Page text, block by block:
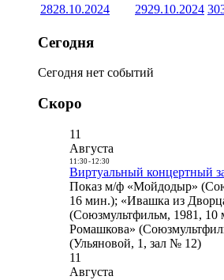
2828.10.2024 2929.10.2024 30
Сегодня
Сегодня нет событий
Скоро
11
Августа
11:30- 12:30
Виртуальный концертный
Показ м/ф «Мойдодыр»
16 мин.); «Ивашка из
(Союзмультфильм, 1981, 10
Ромашкова»
(Ульяновой, 1, зал № 12)
11
Августа